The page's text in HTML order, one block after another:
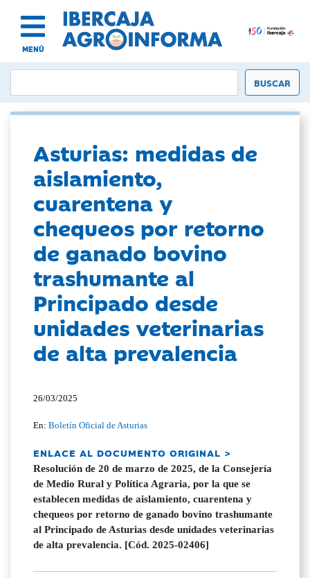
MENÚ
Asturias: medidas de
aislamiento,
cuarentena y
chequeos por retorno
de ganado bovino
trashumante al
Principado desde
unidades veterinarias
de alta prevalencia
26/03/2025
En:Boletín Oficial de Asturias
ENLACE AL DOCUMENTO ORIGINAL >
Resolución de 20 de marzo de 2025, de la Consejería
de Medio Rural y Política Agraria, por la que se
establecen medidas de aislamiento, cuarentena y
chequeos por retorno de ganado bovino trashumante
al Principado de Asturias desde unidades veterinarias
de alta prevalencia. [Cód. 2025-02406]